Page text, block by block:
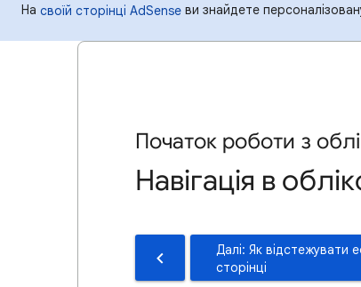
На своїй сторінці AdSense ви знайдете
Початок роботи з
Навігація в
Далі: Як відстежувати
сторінці